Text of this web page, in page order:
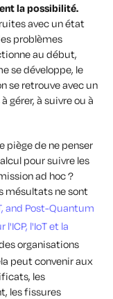
la possibilité.
avec un état
problèmes
au début,
se développe, le
se retrouve avec un
à suivre ou à
piège de ne penser
pour suivre les
ad hoc ?
mésultats ne sont
and Post-Quantum
l'IoT et la
organisations
peut convenir aux
les
les fissures